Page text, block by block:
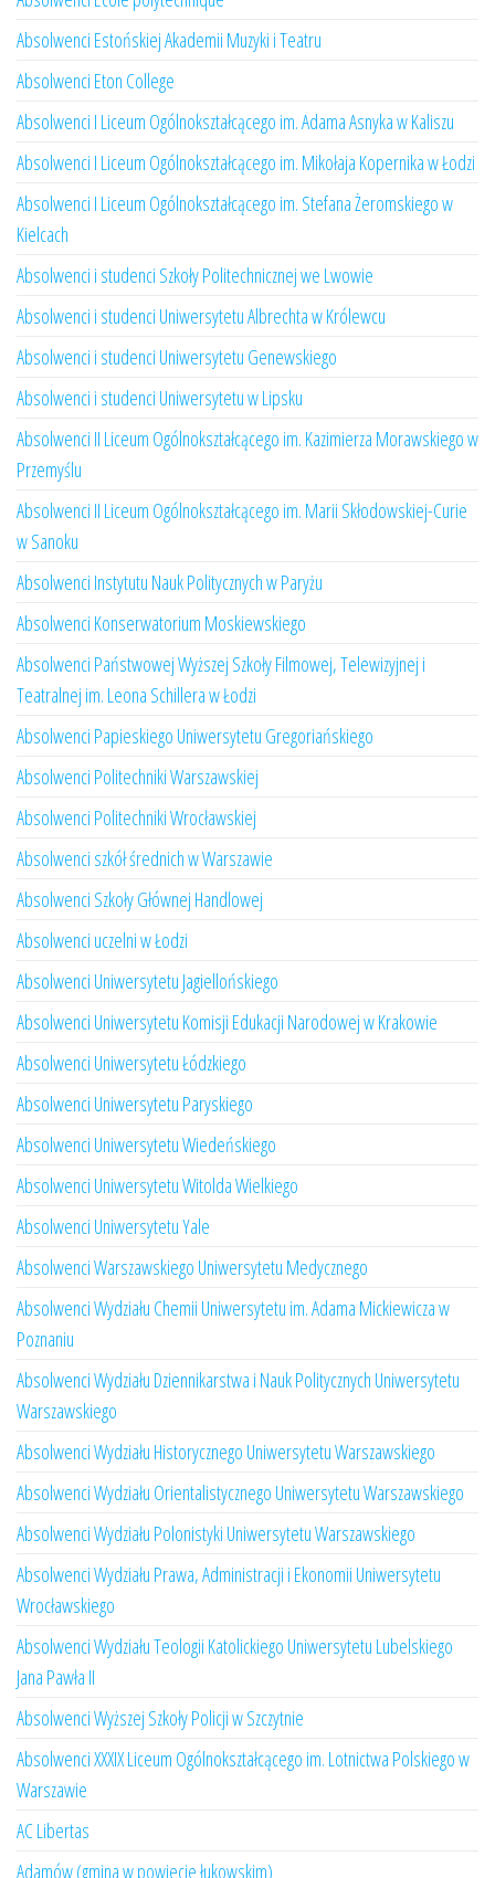
Absolwenci Estońskiej Akademii Muzyki i Teatru
Absolwenci Eton College
Absolwenci I Liceum Ogólnokształcącego im. Adama Asnyka w Kaliszu
Absolwenci I Liceum Ogólnokształcącego im. Mikołaja Kopernika w Łodzi
Absolwenci I Liceum Ogólnokształcącego im. Stefana Żeromskiego w
Kielcach
Absolwenci i studenci Szkoły Politechnicznej we Lwowie
Absolwenci i studenci Uniwersytetu Albrechta w Królewcu
Absolwenci i studenci Uniwersytetu Genewskiego
Absolwenci i studenci Uniwersytetu w Lipsku
Absolwenci II Liceum Ogólnokształcącego im. Kazimierza Morawskiego w
Przemyślu
Absolwenci II Liceum Ogólnokształcącego im. Marii Skłodowskiej-Curie
w Sanoku
Absolwenci Instytutu Nauk Politycznych w Paryżu
Absolwenci Konserwatorium Moskiewskiego
Absolwenci Państwowej Wyższej Szkoły Filmowej, Telewizyjnej i
Teatralnej im. Leona Schillera w Łodzi
Absolwenci Papieskiego Uniwersytetu Gregoriańskiego
Absolwenci Politechniki Warszawskiej
Absolwenci Politechniki Wrocławskiej
Absolwenci szkół średnich w Warszawie
Absolwenci Szkoły Głównej Handlowej
Absolwenci uczelni w Łodzi
Absolwenci Uniwersytetu Jagiellońskiego
Absolwenci Uniwersytetu Komisji Edukacji Narodowej w Krakowie
Absolwenci Uniwersytetu Łódzkiego
Absolwenci Uniwersytetu Paryskiego
Absolwenci Uniwersytetu Wiedeńskiego
Absolwenci Uniwersytetu Witolda Wielkiego
Absolwenci Uniwersytetu Yale
Absolwenci Warszawskiego Uniwersytetu Medycznego
Absolwenci Wydziału Chemii Uniwersytetu im. Adama Mickiewicza w
Poznaniu
Absolwenci Wydziału Dziennikarstwa i Nauk Politycznych Uniwersytetu
Warszawskiego
Absolwenci Wydziału Historycznego Uniwersytetu Warszawskiego
Absolwenci Wydziału Orientalistycznego Uniwersytetu Warszawskiego
Absolwenci Wydziału Polonistyki Uniwersytetu Warszawskiego
Absolwenci Wydziału Prawa, Administracji i Ekonomii Uniwersytetu
Wrocławskiego
Absolwenci Wydziału Teologii Katolickiego Uniwersytetu Lubelskiego
Jana Pawła II
Absolwenci Wyższej Szkoły Policji w Szczytnie
Absolwenci XXXIX Liceum Ogólnokształcącego im. Lotnictwa Polskiego w
Warszawie
AC Libertas
Adamów (gmina w powiecie łukowskim)